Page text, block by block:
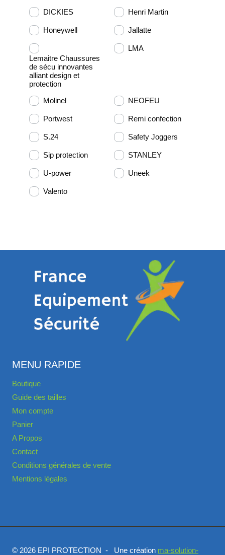
DICKIES
Henri Martin
Honeywell Jallatte
Lemaitre Chaussures
de sécu innovantes
alliant design et
protection
LMA
Molinel NEOFEU
Portwest Remi confection
S.24 Safety Joggers
Sip protection STANLEY
U-power Uneek
Valento
MENU RAPIDE
Boutique
Guide des tailles
Mon compte
Panier
A Propos
Contact
Conditions générales de vente
Mentions légales
© 2026 EPI PROTECTION - Une création ma-solution-